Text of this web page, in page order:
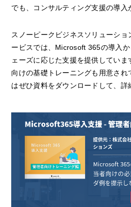
でも、コンサルティング支援の導入
スノーピークビジネスソリューシ
ービスでは、Microsoft 365の導入
ェーズに応じた支援を提供してい
向けの基礎トレーニングも用意さ
はぜひ資料をダウンロードして、詳